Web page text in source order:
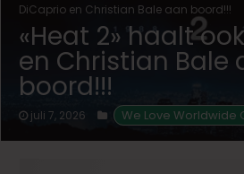
DiCaprio en Christian Bale aan boord!!!
«Heat 2» haalt
en Christian Bale
boord!!!
juli 7, 2026 We Love Worldwide